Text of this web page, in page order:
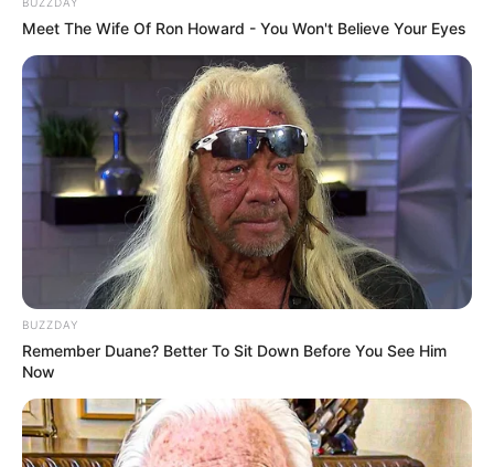
Mit sechs mehrere hundert Meter langen
Gradierwerkenist dieser zweite Kurpark
von Bad Kreuznach Rekordhalter. Durch
den Salinenpark führt der Panoramawanderweg entlang
der Nahe zum Ortsteil Bad Münster am Stein-Ebernburg.
Bad Kreuznach
Hauptattraktion und Wahrzeichen in der
malerischen, historischen Stadt sind die
Brückenhäuser auf der Nahebrücke. Aber
auch das Salinental mit seinen kilometerlangen
Gradierwerken ist ein beliebtes Ausflugsziel.
Crucenia Thermen in Bad Kreuznach
Direkt im Bad Kreuznacher Kurviertel
bieten diese Thermen Badespaß für die
BUZZDAY
Meet The Wife Of Ron Howard - You Won't Believe Your Eyes
BUZZDAY
Remember Duane? Better To Sit Down Before You See Him
Now